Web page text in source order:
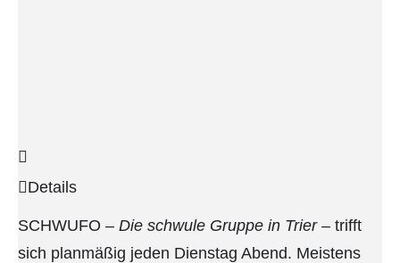
Details
SCHWUFO – Die schwule Gruppe in Trier– trifft
sich planmäßig jeden Dienstag Abend. Meistens